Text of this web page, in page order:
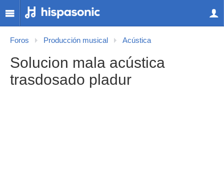
Foros Producción musical Acústica
Solucion mala acústica
trasdosado pladur